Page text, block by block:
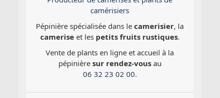
camérisiers
Pépinière spécialisée dans lecamerisier, la
cameriseet les petits fruits rustiques.
Vente de plants en ligne et accueil à la
pépinière sur rendez-vousau
06 32 23 02 00.